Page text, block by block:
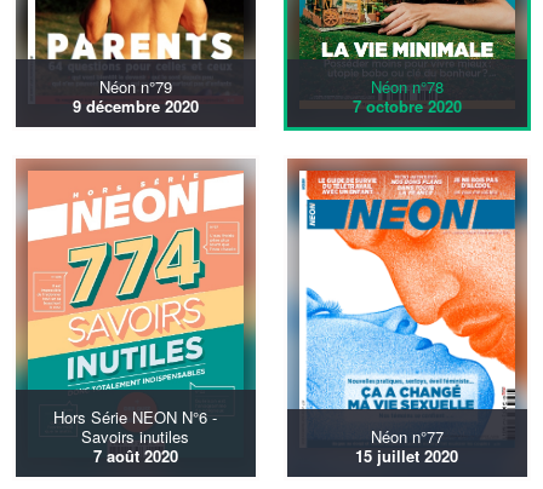
Néon n°79
9 décembre 2020
Néon n°78
7 octobre 2020
Hors Série NEON N°6 -
Savoirs inutiles
7 août 2020
Néon n°77
15 juillet 2020